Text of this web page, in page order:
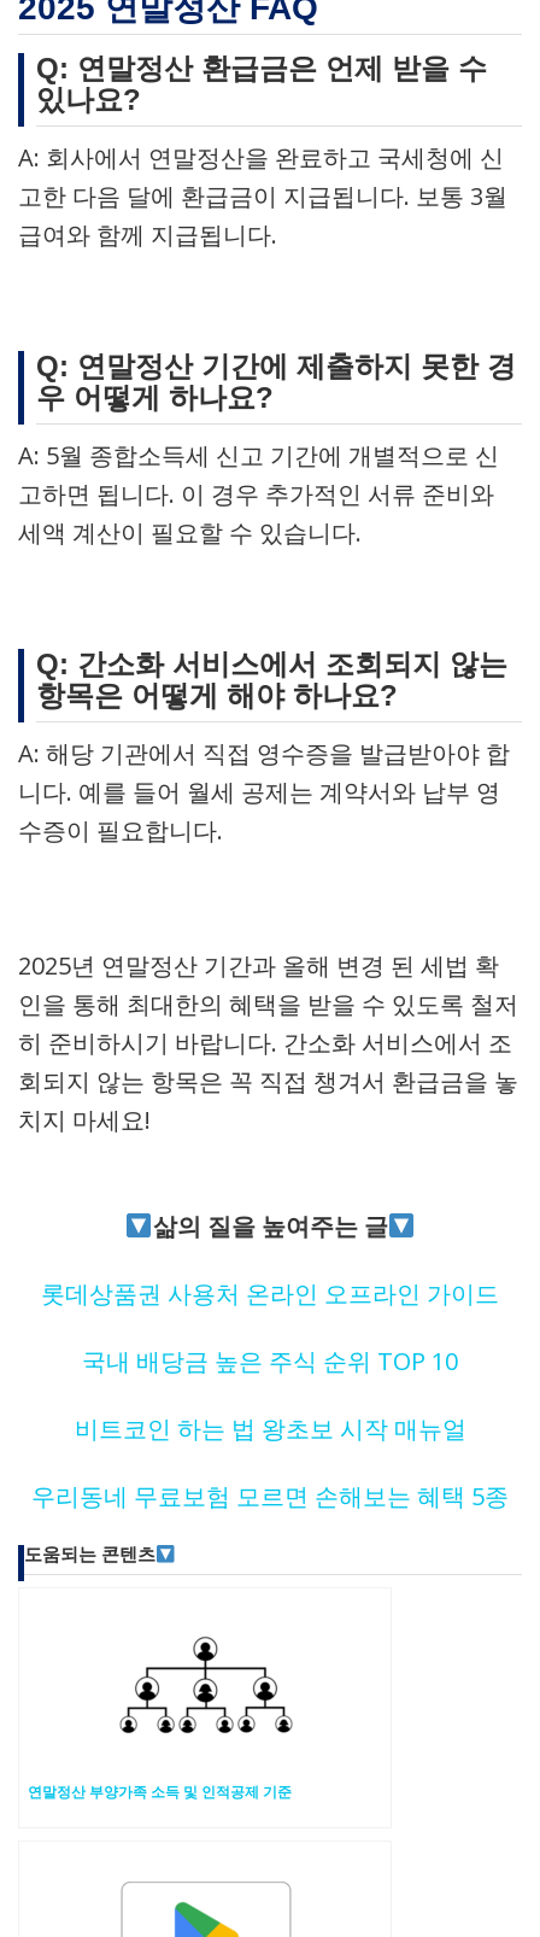
Q: 연말정산 환급금은 언제 받을 수
있나요?
A: 회사에서 연말정산을 완료하고 국세청에 신
고한 다음 달에 환급금이 지급됩니다. 보통 3월
급여와 함께 지급됩니다.
Q: 연말정산 기간에 제출하지 못한 경
우 어떻게 하나요?
A: 5월 종합소득세 신고 기간에 개별적으로 신
고하면 됩니다. 이 경우 추가적인 서류 준비와
세액 계산이 필요할 수 있습니다.
Q: 간소화 서비스에서 조회되지 않는
항목은 어떻게 해야 하나요?
A: 해당 기관에서 직접 영수증을 발급받아야 합
니다. 예를 들어 월세 공제는 계약서와 납부 영
수증이 필요합니다.
2025년 연말정산 기간과 올해 변경 된 세법 확
인을 통해 최대한의 혜택을 받을 수 있도록 철저
히 준비하시기 바랍니다. 간소화 서비스에서 조
회되지 않는 항목은 꼭 직접 챙겨서 환급금을 놓
치지 마세요!
삶의 질을 높여주는 글
롯데상품권 사용처 온라인 오프라인 가이드
국내 배당금 높은 주식 순위 TOP 10
비트코인 하는 법 왕초보 시작 매뉴얼
우리동네 무료보험 모르면 손해보는 혜택 5종
도움되는 콘텐츠
연말정산 부양가족 소득 및 인적공제 기준